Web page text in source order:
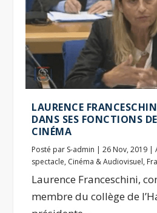
LAURENCE
DANS SES FONCTIONS
CINÉMA
Posté par S-admin |26 Nov, 2019 |
spectacle, Cinéma & Audiovisuel,
Laurence Franceschini,
membre du collège de